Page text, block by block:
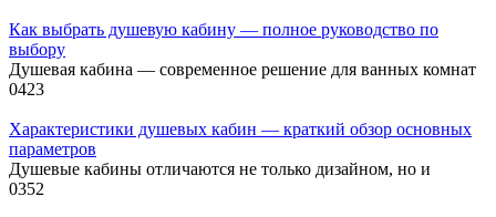
Как выбрать душевую кабину — полное руководство по
выбору
Душевая кабина — современное решение для ванных комнат
0423
Характеристики душевых кабин — краткий обзор основных
параметров
Душевые кабины отличаются не только дизайном, но и
0352